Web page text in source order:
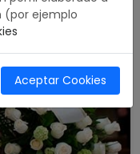
(por ejemplo
Aceptar Cookies